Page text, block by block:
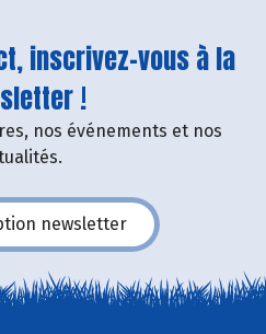
inscrivez-vous à la
!
nos événements et nos
newsletter